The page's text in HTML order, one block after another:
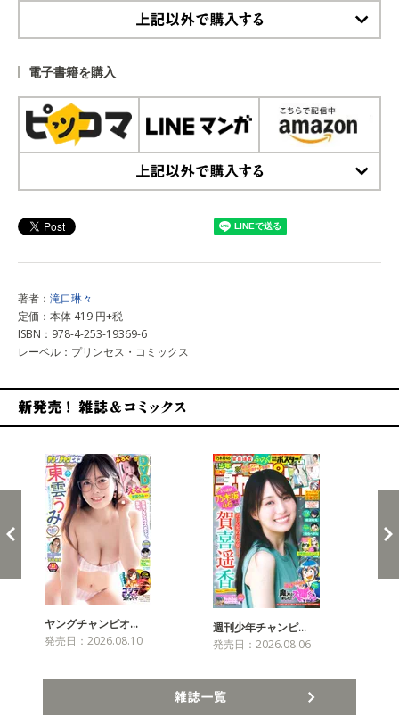
電子書籍を購入
著者： 滝口琳々
定価：本体 419 円+税
ISBN：978-4-253-19369-6
レーベル：プリンセス・コミックス
ヤングチャンピオ…
発売日：2026.08.10
週刊少年チャンピ…
発売日：2026.08.06